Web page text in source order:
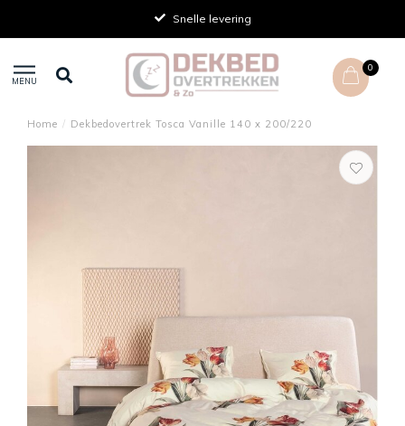
Snelle levering
MENU
0
Home / Dekbedovertrek Tosca Vanille 140 x 200/220